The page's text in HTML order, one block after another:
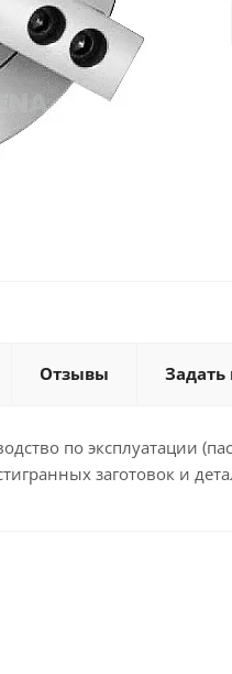
Отзывы Задать
по эксплуатации
заготовок и